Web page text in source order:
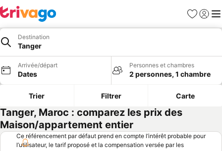
Favoris
Se
Destination
Tanger
Arrivée/départ
Dates
Personnes et chambres
2 personnes, 1 chambre
Trier Filtrer Carte
Tanger, Maroc : comparez les prix des
Maison/appartement entier
Ce référencement par défaut prend en compte l’intérêt probable pour
l’utilisateur, le tarif proposé et la compensation versée par les